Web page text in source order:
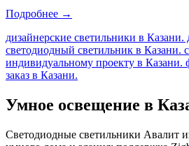
Подробнее →
дизайнерские светильники в Казани.
светодиодный светильник в Казани.
индивидуальному проекту в Казани.
заказ в Казани.
Умное освещение в
Светодиодные светильники Авалит